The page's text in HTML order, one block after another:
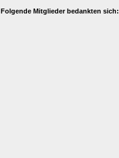
Folgende Mitglieder bedankten sich: